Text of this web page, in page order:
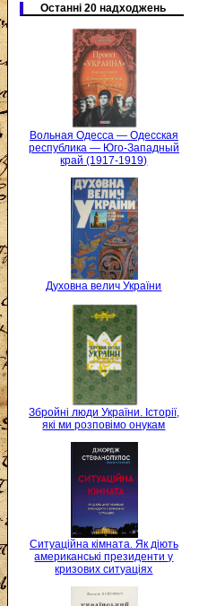
Останні 20 надходжень
Вольная Одесса — Одесская
республика — Юго-Западный
край (1917-1919)
Духовна велич України
Збройні люди України. Історії,
які ми розповімо онукам
Ситуаційна кімната. Як діють
американські президенти у
кризових ситуаціях